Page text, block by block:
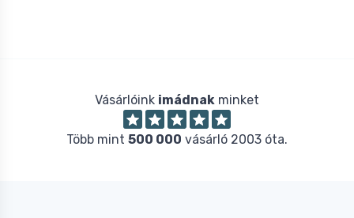
Vásárlóink imádnak minket
Több mint 500 000 vásárló 2003 óta.